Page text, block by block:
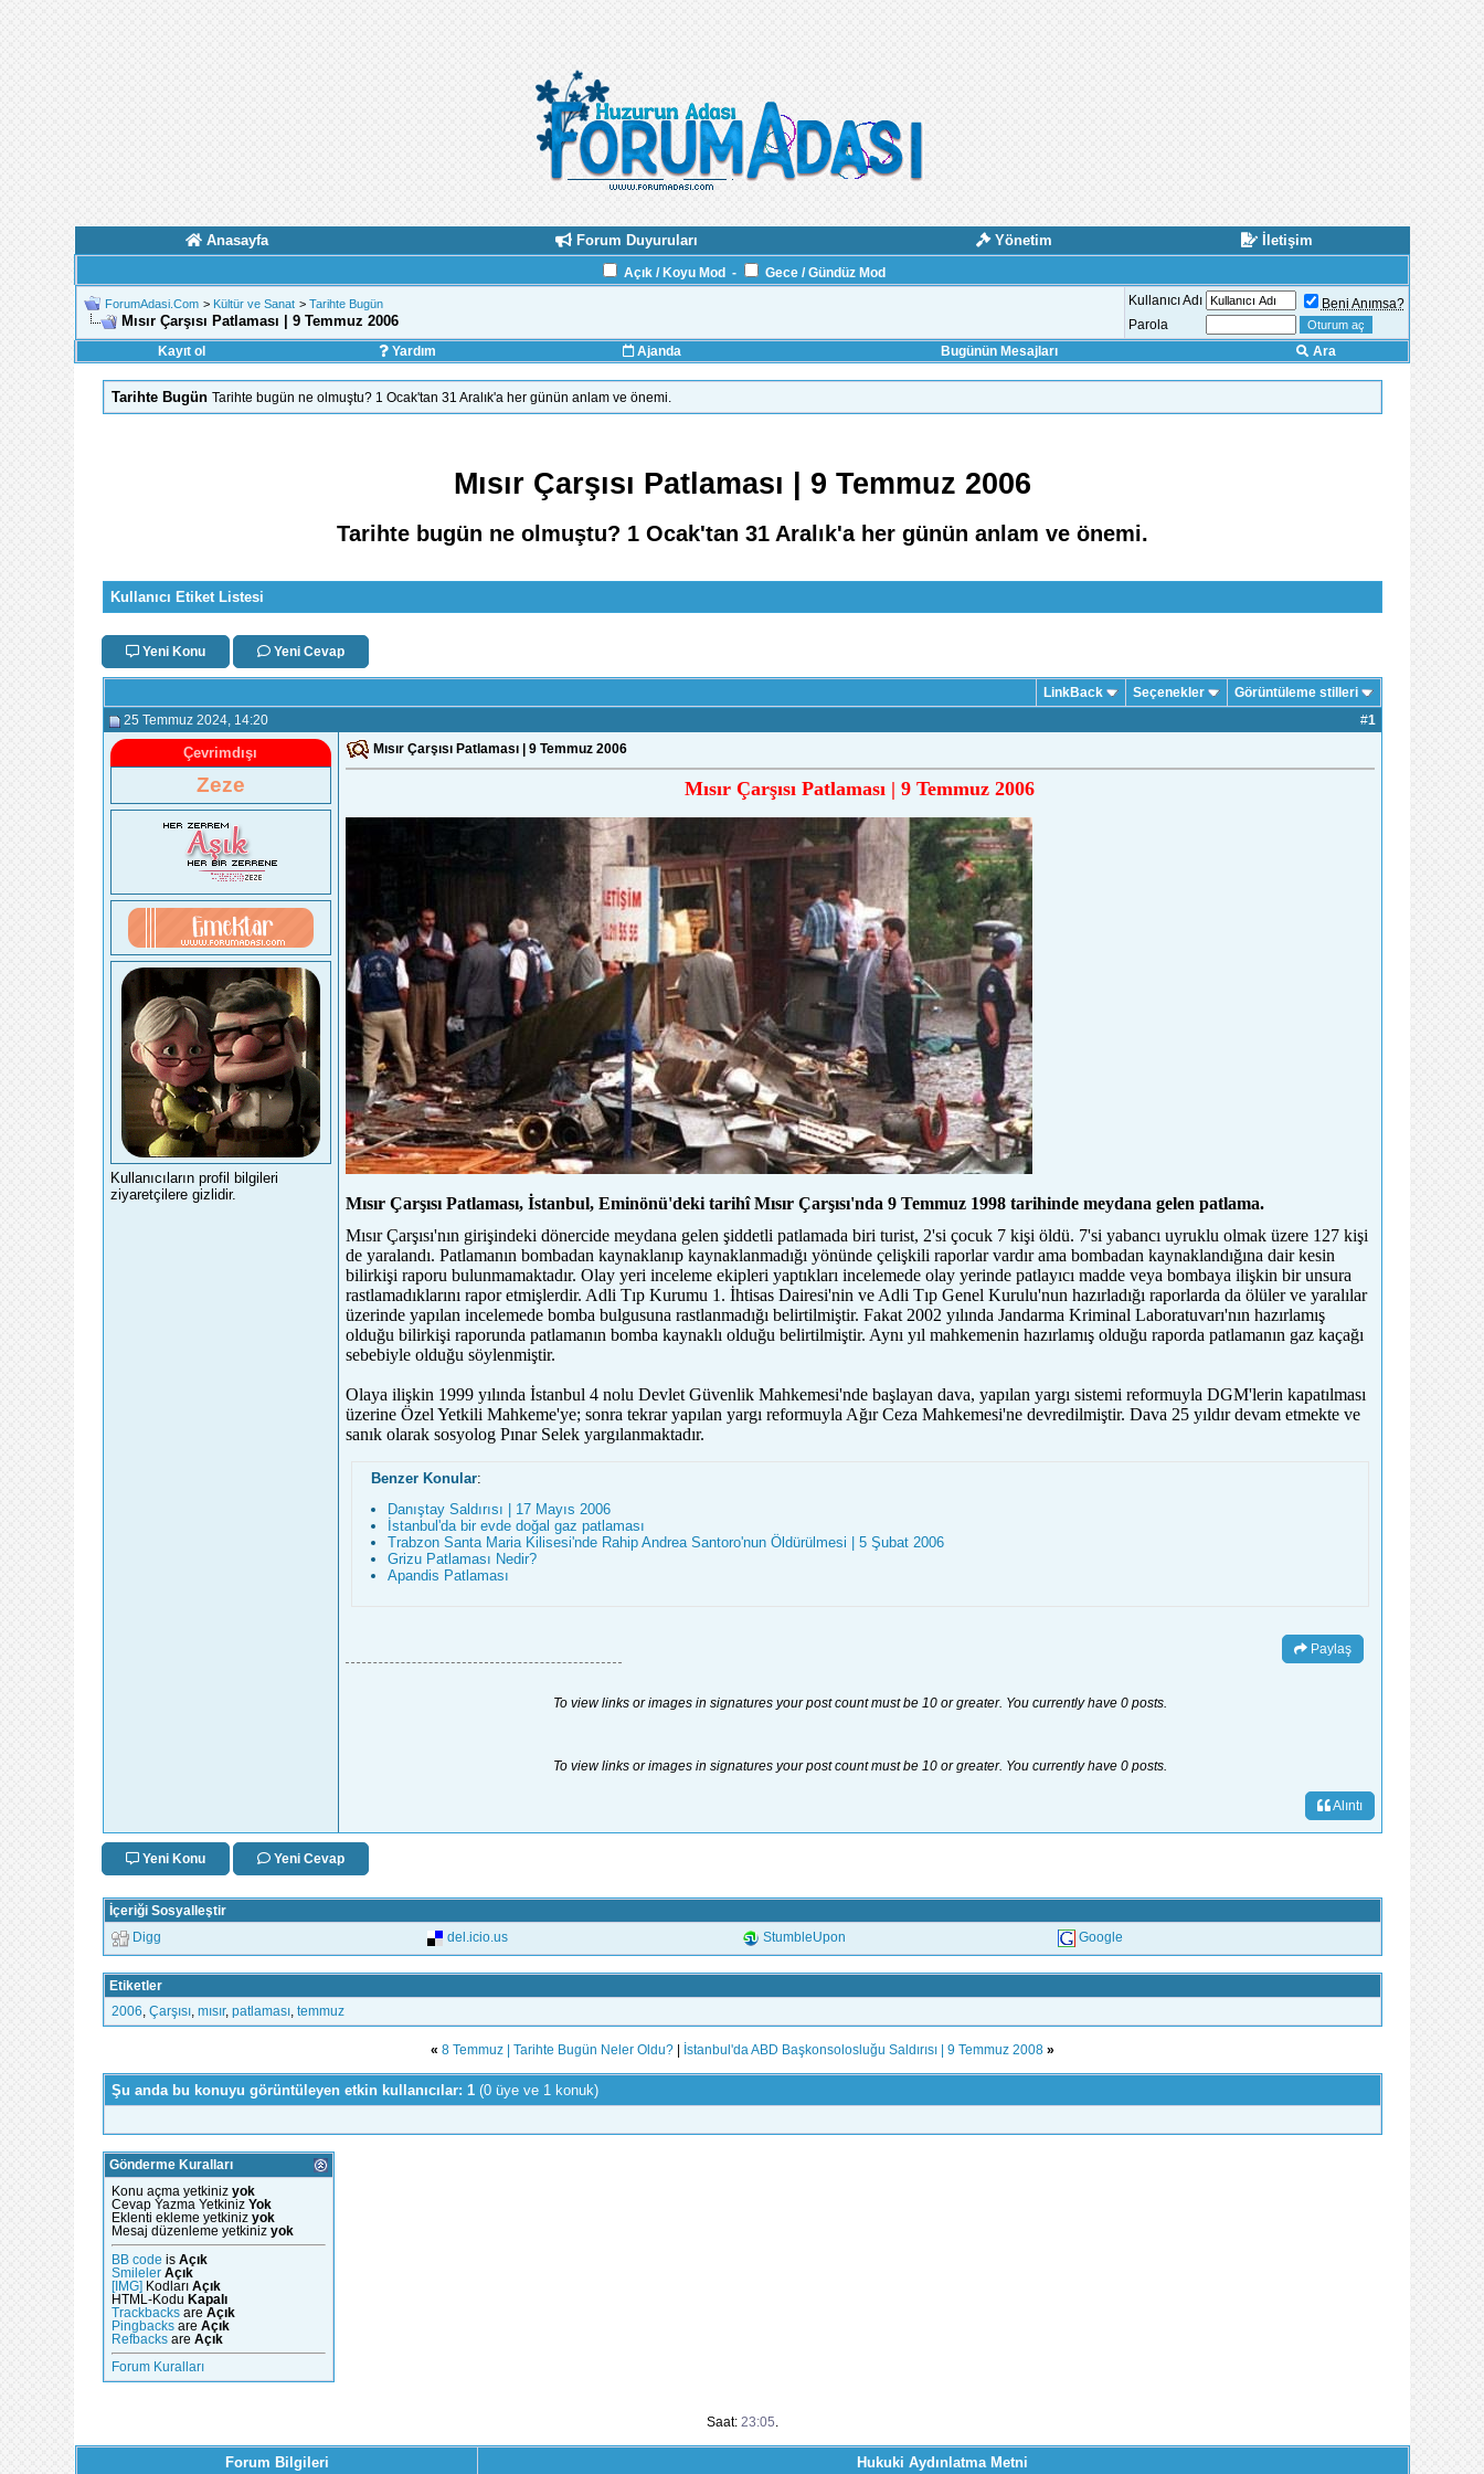
Anasayfa Forum Duyuruları Yönetim İletişim
Açık / Koyu Mod - Gece / Gündüz Mod
ForumAdasi.Com > Kültür ve Sanat > Tarihte Bugün
Mısır Çarşısı Patlaması | 9 Temmuz 2006
Kullanıcı Adı
Beni Anımsa?
Parola
Kayıt ol
Yardım Ajanda Bugünün Mesajları Ara
Tarihte Bugün Tarihte bugün ne olmuştu? 1 Ocak'tan 31 Aralık'a her günün anlam ve önemi.
Mısır Çarşısı Patlaması | 9 Temmuz 2006
Tarihte bugün ne olmuştu? 1 Ocak'tan 31 Aralık'a her günün anlam ve önemi.
Kullanıcı Etiket Listesi
Yeni Konu Yeni Cevap
LinkBack Seçenekler Görüntüleme stilleri
25 Temmuz 2024, 14:20 #1
Çevrimdışı
Zeze
Kullanıcıların profil bilgileri
ziyaretçilere gizlidir.
Mısır Çarşısı Patlaması | 9 Temmuz 2006
Mısır Çarşısı Patlaması | 9 Temmuz 2006
Mısır Çarşısı Patlaması, İstanbul, Eminönü'deki tarihî Mısır Çarşısı'nda 9 Temmuz 1998 tarihinde meydana gelen patlama.
Mısır Çarşısı'nın girişindeki dönercide meydana gelen şiddetli patlamada biri turist, 2'si çocuk 7 kişi öldü. 7'si yabancı uyruklu olmak üzere 127 kişi
de yaralandı. Patlamanın bombadan kaynaklanıp kaynaklanmadığı yönünde çelişkili raporlar vardır ama bombadan kaynaklandığına dair kesin
bilirkişi raporu bulunmamaktadır. Olay yeri inceleme ekipleri yaptıkları incelemede olay yerinde patlayıcı madde veya bombaya ilişkin bir unsura
rastlamadıklarını rapor etmişlerdir. Adli Tıp Kurumu 1. İhtisas Dairesi'nin ve Adli Tıp Genel Kurulu'nun hazırladığı raporlarda da ölüler ve yaralılar
üzerinde yapılan incelemede bomba bulgusuna rastlanmadığı belirtilmiştir. Fakat 2002 yılında Jandarma Kriminal Laboratuvarı'nın hazırlamış
olduğu bilirkişi raporunda patlamanın bomba kaynaklı olduğu belirtilmiştir. Aynı yıl mahkemenin hazırlamış olduğu raporda patlamanın gaz kaçağı
sebebiyle olduğu söylenmiştir.
Olaya ilişkin 1999 yılında İstanbul 4 nolu Devlet Güvenlik Mahkemesi'nde başlayan dava, yapılan yargı sistemi reformuyla DGM'lerin kapatılması
üzerine Özel Yetkili Mahkeme'ye; sonra tekrar yapılan yargı reformuyla Ağır Ceza Mahkemesi'ne devredilmiştir. Dava 25 yıldır devam etmekte ve
sanık olarak sosyolog Pınar Selek yargılanmaktadır.
Benzer Konular:
Danıştay Saldırısı | 17 Mayıs 2006
İstanbul'da bir evde doğal gaz patlaması
Trabzon Santa Maria Kilisesi'nde Rahip Andrea Santoro'nun Öldürülmesi | 5 Şubat 2006
Grizu Patlaması Nedir?
Apandis Patlaması
Paylaş
To view links or images in signatures your post count must be 10 or greater. You currently have 0 posts.
To view links or images in signatures your post count must be 10 or greater. You currently have 0 posts.
Alıntı
Yeni Konu Yeni Cevap
İçeriği Sosyalleştir
Digg del.icio.us StumbleUpon Google
Etiketler
2006 Çarşısı, mısır, patlaması, temmuz
« 8 Temmuz | Tarihte Bugün Neler Oldu?| İstanbul'da ABD Başkonsolosluğu Saldırısı | 9 Temmuz 2008 »
Şu anda bu konuyu görüntüleyen etkin kullanıcılar: 1 (0 üye ve 1 konuk)
Gönderme Kuralları
Konu açma yetkiniz yok
Cevap Yazma Yetkiniz Yok
Eklenti ekleme yetkiniz yok
Mesaj düzenleme yetkiniz yok
BB code is Açık
Smileler Açık
[IMG] Kodları Açık
HTML-Kodu Kapalı
Trackbacksare Açık
Pingbacksare Açık
Refbacksare Açık
Forum Kuralları
Saat: 23:05
Forum Bilgileri Hukuki Aydınlatma Metni